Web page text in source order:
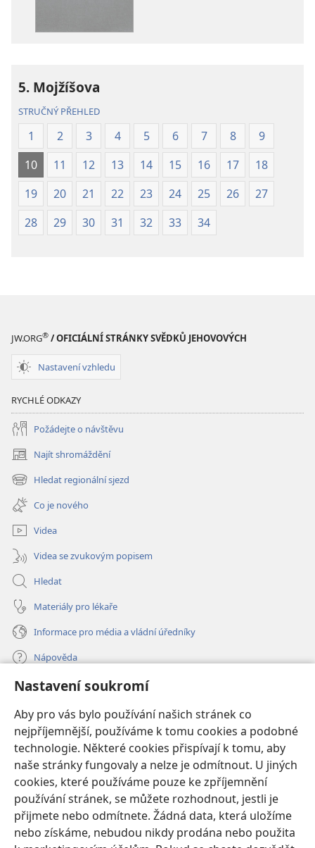
Nastavení soukromí
Aby pro vás bylo používání našich stránek co
nejpříjemnější, používáme k tomu cookies a podobné
technologie. Některé cookies přispívají k tomu, aby
naše stránky fungovaly a nelze je odmítnout. U jiných
cookies, které používáme pouze ke zpříjemnění
používání stránek, se můžete rozhodnout, jestli je
přijmete nebo odmítnete. Žádná data, která uložíme
nebo získáme, nebudou nikdy prodána nebo použita
5. Mojžíšova
STRUČNÝ PŘEHLED
1 2 3 4 5 6 7 8
9
10
11 12 13 14 15 16 17
18
19
20 21 22 23 24 25 26
27
28
29 30 31 32 33 34
JW.ORG® / OFICIÁLNÍ STRÁNKY SVĚDKŮ JEHOVOVÝCH
Nastavení vzhledu
RYCHLÉ ODKAZY
Požádejte o návštěvu
Najít shromáždění
(otevřeno
nové
okno)
Hledat regionální sjezd
(otevřeno
nové
okno)
Co je nového
Videa
Videa se zvukovým popisem
Hledat
Materiály pro lékaře
Informace pro média a vládní úředníky
Nápověda
Dary
nové
okno) ONLINE KNIHOVNA Strážné věže
(otevřeno
nové
okno)JW Hub®
(otevřeno
nové
okno)JW Library ®
Watchtower Library